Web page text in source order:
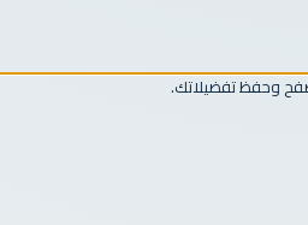
وحفظ تفضيلاتك.